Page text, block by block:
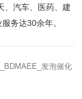
、汽车、医药、建
务达30余年。
发泡催化